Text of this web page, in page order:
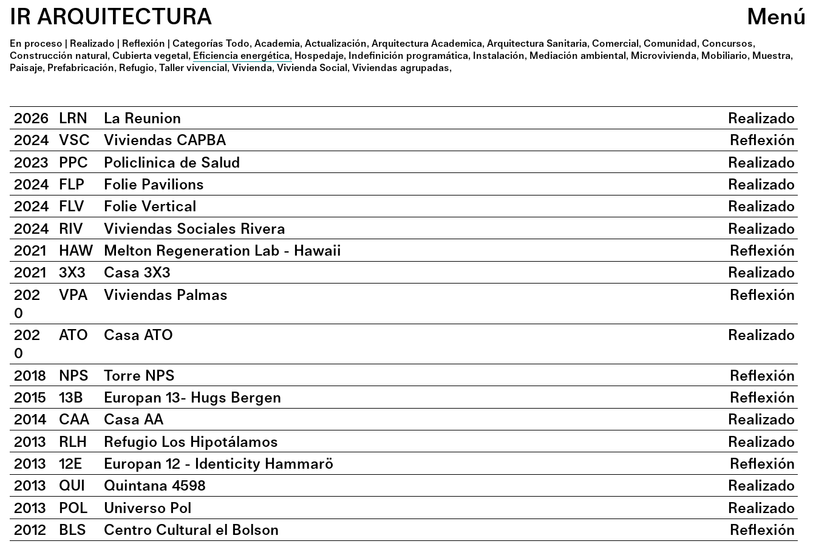
IR ARQUITECTURA Menú
En proceso | Realizado | Reflexión | Categorías Todo Academia Actualización Arquitectura Academica Arquitectura Sanitaria Comercial Comunidad Concursos
Construcción natural Cubierta vegetal Eficiencia energética Hospedaje Indefinición programática Instalación Mediación ambiental Microvivienda Mobiliario Muestra
Paisaje Prefabricación Refugio Taller vivencial Vivienda Vivienda Social Viviendas agrupadas
2026 LRN La Reunion
Realizado
2024 VSC Viviendas CAPBA
Reflexión
2023
PPC Policlinica de Salud
Realizado
2024
FLP Folie Pavilions
Realizado
2024
FLV Folie Vertical
Realizado
2024
RIV Viviendas Sociales Rivera
Realizado
2021
HAW Melton Regeneration Lab - Hawaii
Reflexión
2021
3X3 Casa 3X3
Realizado
202
0
VPA Viviendas Palmas Reflexión
202
0
ATO Casa ATO Realizado
2018 NPS Torre NPS
Reflexión
2015
13B Europan 13- Hugs Bergen
Reflexión
2014
CAA Casa AA
Realizado
2013
RLH Refugio Los Hipotálamos
Realizado
2013
12E Europan 12 - Identicity Hammarö
Reflexión
2013
QUI Quintana 4598
Realizado
2013
POL Universo Pol
Realizado
2012
BLS Centro Cultural el Bolson
Reflexión